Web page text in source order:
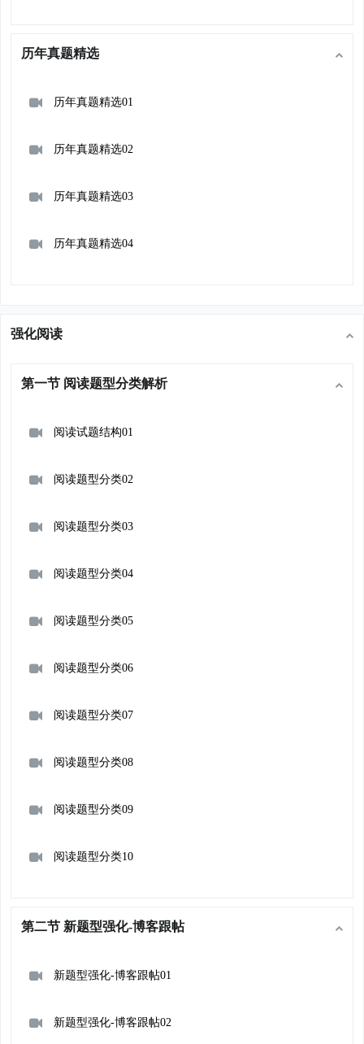
历年真题精选
历年真题精选01
历年真题精选02
历年真题精选03
历年真题精选04
强化阅读
第一节 阅读题型分类解析
阅读试题结构01
阅读题型分类02
阅读题型分类03
阅读题型分类04
阅读题型分类05
阅读题型分类06
阅读题型分类07
阅读题型分类08
阅读题型分类09
阅读题型分类10
第二节 新题型强化-博客跟帖
新题型强化-博客跟帖01
新题型强化-博客跟帖02